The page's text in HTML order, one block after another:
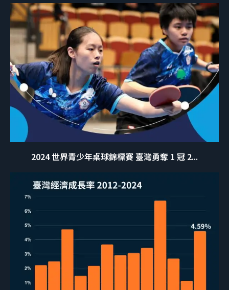
2024 世界青少年桌球錦標賽 臺灣勇奪 1 冠 2...